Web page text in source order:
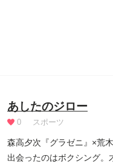
あしたのジロー
0 スポーツ
森高夕次『グラゼニ』×荒
出会ったのはボクシング